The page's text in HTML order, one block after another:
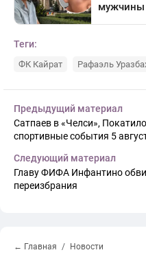
Теги:
ФК Кайрат Рафаэль
Предыдущий материал
Сатпаев в «Челси»,
спортивные события 5
Следующий материал
Главу ФИФА Инфантино
переизбрания
← Главная Новости